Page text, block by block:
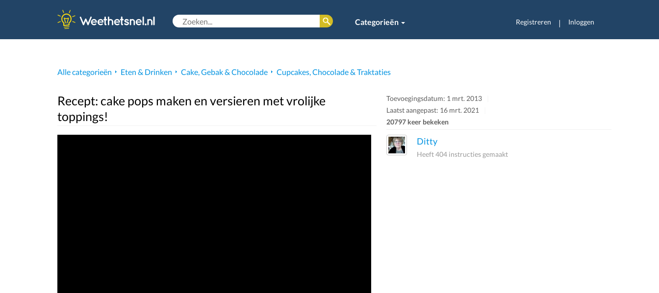
Categorieën Registreren | Inloggen
Alle categorieën Eten & Drinken Cake, Gebak & Chocolade Cupcakes, Chocolade & Traktaties
Recept: cake pops maken en versieren met vrolijke
toppings!
Toevoegingsdatum: 1 mrt. 2013
Laatst aangepast: 16 mrt. 2021
20797 keer bekeken
Ditty
Heeft 404 instructies gemaakt